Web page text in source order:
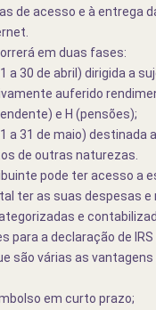
de acesso e à entrega
em duas fases:
a 30 de abril) dirigida a
auferido
e H (pensões);
a 31 de maio)
de outras naturezas.
pode ter acesso a
ter as suas despesas e
e
para a declaração de IRS
são várias as vantagens
em curto prazo;